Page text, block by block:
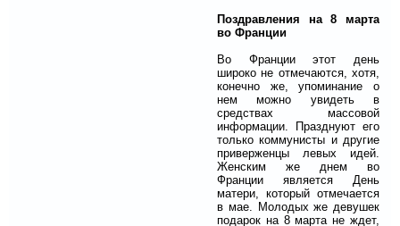
Поздравления на 8 марта
во Франции
Во Франции этот день
широко не отмечаются, хотя,
конечно же, упоминание о
нем можно увидеть в
средствах массовой
информации. Празднуют его
только коммунисты и другие
приверженцы левых идей.
Женским же днем во
Франции является День
матери, который отмечается
в мае. Молодых же девушек
подарок на 8 марта не ждет,